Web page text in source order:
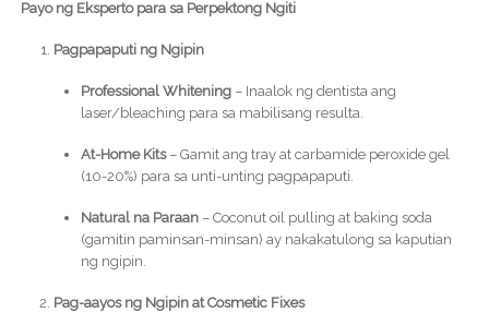
Payo ng Eksperto para sa Perpektong Ngiti
Pagpapaputi ng Ngipin
Professional Whitening– Inaalok ng dentista ang
laser/bleaching para sa mabilisang resulta.
At-Home Kits– Gamit ang tray at carbamide peroxide gel
(10-20%) para sa unti-unting pagpapaputi.
Natural na Paraan– Coconut oil pulling at baking soda
(gamitin paminsan-minsan) ay nakakatulong sa kaputian
ng ngipin.
Pag-aayos ng Ngipin at Cosmetic Fixes